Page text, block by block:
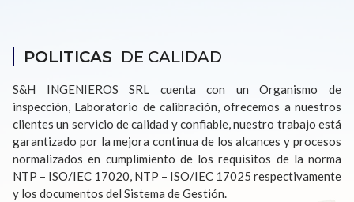
POLITICAS DE CALIDAD
S&H INGENIEROS SRL cuenta con un Organismo de
inspección, Laboratorio de calibración, ofrecemos a nuestros
clientes un servicio de calidad y confiable, nuestro trabajo está
garantizado por la mejora continua de los alcances y procesos
normalizados en cumplimiento de los requisitos de la norma
NTP – ISO/IEC 17020, NTP – ISO/IEC 17025 respectivamente
y los documentos del Sistema de Gestión.